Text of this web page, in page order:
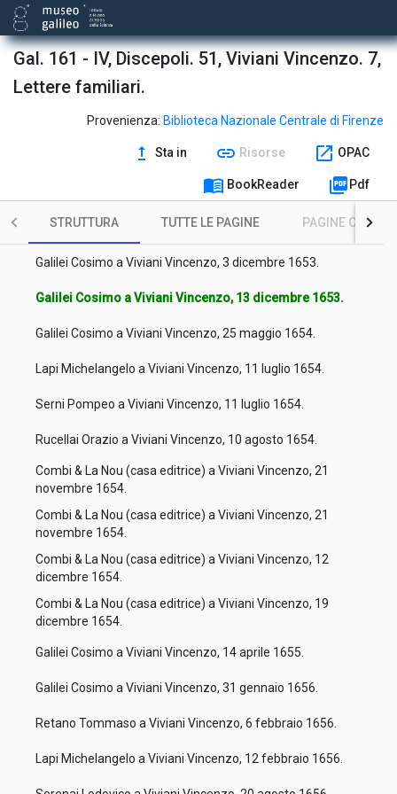
Gal. 161 - IV, Discepoli. 51, Viviani Vincenzo. 7,
Lettere familiari.
Provenienza: Biblioteca Nazionale Centrale di Firenze
upgrade Sta in link Risorse open_in_new OPAC
menu_book BookReader picture_as_pdf Pdf
STRUTTURA TUTTE LE PAGINE PAGINE CON
Galilei Cosimo a Viviani Vincenzo, 28 gennaio 1653 [ab Inc.] [i.e.
1654].
Galilei Cosimo a Viviani Vincenzo, 28 febbraio 1653 [ab Inc.]
[i.e. 1652].
Galilei Cosimo a Viviani Vincenzo, 21 aprile 1653 stile pisano
Forti Andrea a Viviani Vincenzo, 17 ottobre 1653.
Magnani Lorenzo a Viviani Vincenzo, 12 novembre 1653.
Galilei Cosimo a Viviani Vincenzo, 3 dicembre 1653.
Galilei Cosimo a Viviani Vincenzo, 13 dicembre 1653.
Galilei Cosimo a Viviani Vincenzo, 25 maggio 1654.
Lapi Michelangelo a Viviani Vincenzo, 11 luglio 1654.
Serni Pompeo a Viviani Vincenzo, 11 luglio 1654.
Rucellai Orazio a Viviani Vincenzo, 10 agosto 1654.
Combi & La Nou (casa editrice) a Viviani Vincenzo, 21
novembre 1654.
Combi & La Nou (casa editrice) a Viviani Vincenzo, 21
novembre 1654.
Combi & La Nou (casa editrice) a Viviani Vincenzo, 12
dicembre 1654.
Combi & La Nou (casa editrice) a Viviani Vincenzo, 19
dicembre 1654.
Galilei Cosimo a Viviani Vincenzo, 14 aprile 1655.
Galilei Cosimo a Viviani Vincenzo, 31 gennaio 1656.
Retano Tommaso a Viviani Vincenzo, 6 febbraio 1656.
Lapi Michelangelo a Viviani Vincenzo, 12 febbraio 1656.